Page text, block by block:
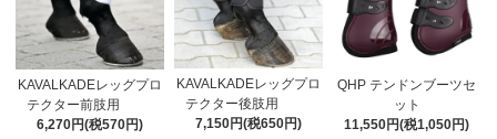
KAVALKADEレッグプロ
テクター前肢用
6,270円(税570円)
KAVALKADEレッグプロ
テクター後肢用
7,150円(税650円)
QHP テンドンブーツセ
ット
11,550円(税1,050円)